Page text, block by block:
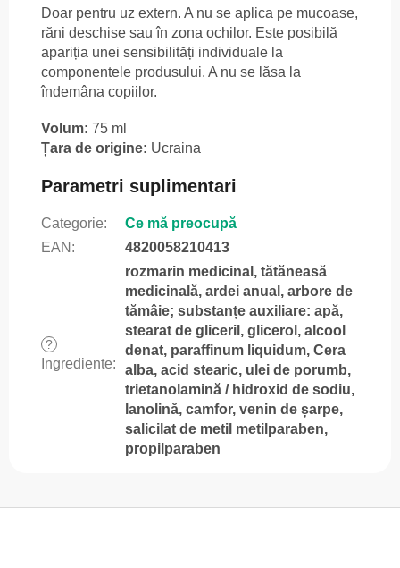
Doar pentru uz extern. A nu se aplica pe mucoase,
răni deschise sau în zona ochilor. Este posibilă
apariția unei sensibilități individuale la
componentele produsului. A nu se lăsa la
îndemâna copiilor.
Volum: 75 ml
Țara de origine: Ucraina
Parametri suplimentari
Categorie:
Ce mă preocupă
EAN : 4820058210413
?
Ingrediente:
rozmarin medicinal, tătăneasă
medicinală, ardei anual, arbore de
tămâie; substanțe auxiliare: apă,
stearat de gliceril, glicerol, alcool
denat, paraffinum liquidum, Cera
alba, acid stearic, ulei de porumb,
trietanolamină / hidroxid de sodiu,
lanolină, camfor, venin de șarpe,
salicilat de metil metilparaben,
propilparaben